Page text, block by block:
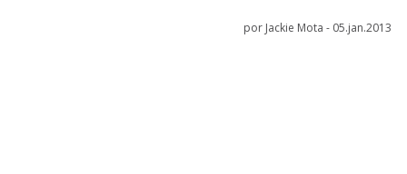
por Jackie Mota - 05.jan.2013